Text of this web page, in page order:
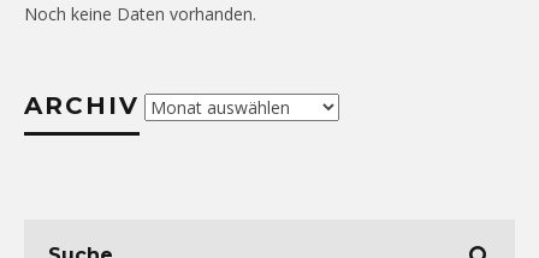
Noch keine Daten vorhanden.
ARCHIV Archiv